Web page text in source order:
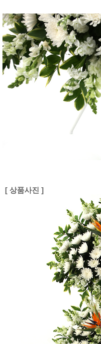
[ 상품사진 ]